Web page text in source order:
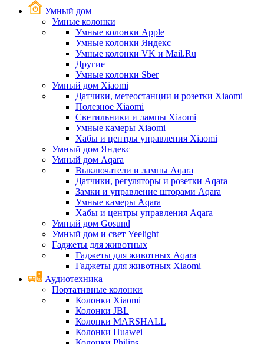
Умный дом
Умные колонки
Умные колонки Apple
Умные колонки Яндекс
Умные колонки VK и Mail.Ru
Другие
Умные колонки Sber
Умный дом Xiaomi
Датчики, метеостанции и розетки Xiaomi
Полезное Xiaomi
Светильники и лампы Xiaomi
Умные камеры Xiaomi
Хабы и центры управления Xiaomi
Умный дом Яндекс
Умный дом Aqara
Выключатели и лампы Aqara
Датчики, регуляторы и розетки Aqara
Замки и управление шторами Aqara
Умные камеры Aqara
Хабы и центры управления Aqara
Умный дом Gosund
Умный дом и свет Yeelight
Гаджеты для животных
Гаджеты для животных Aqara
Гаджеты для животных Xiaomi
Аудиотехника
Портативные колонки
Колонки Xiaomi
Колонки JBL
Колонки MARSHALL
Колонки Huawei